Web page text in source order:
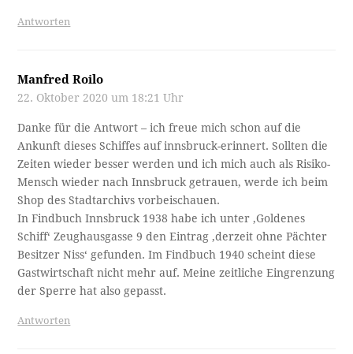
Antworten
Manfred Roilo
22. Oktober 2020 um 18:21 Uhr
Danke für die Antwort – ich freue mich schon auf die
Ankunft dieses Schiffes auf innsbruck-erinnert. Sollten die
Zeiten wieder besser werden und ich mich auch als Risiko-
Mensch wieder nach Innsbruck getrauen, werde ich beim
Shop des Stadtarchivs vorbeischauen.
In Findbuch Innsbruck 1938 habe ich unter ‚Goldenes
Schiff‘ Zeughausgasse 9 den Eintrag ‚derzeit ohne Pächter
Besitzer Niss‘ gefunden. Im Findbuch 1940 scheint diese
Gastwirtschaft nicht mehr auf. Meine zeitliche Eingrenzung
der Sperre hat also gepasst.
Antworten